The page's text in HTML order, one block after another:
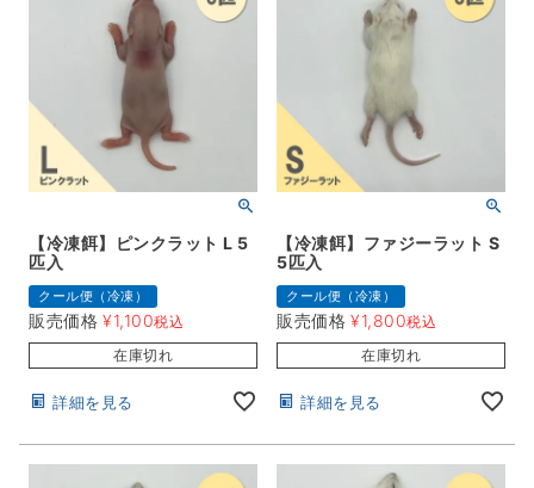
【冷凍餌】ピンクラット L 5
匹入
クール便（冷凍）
販売価格 ¥1,100税込
在庫切れ
詳細を見る
【冷凍餌】ファジーラット S
5匹入
クール便（冷凍）
販売価格 ¥1,800税込
在庫切れ
詳細を見る